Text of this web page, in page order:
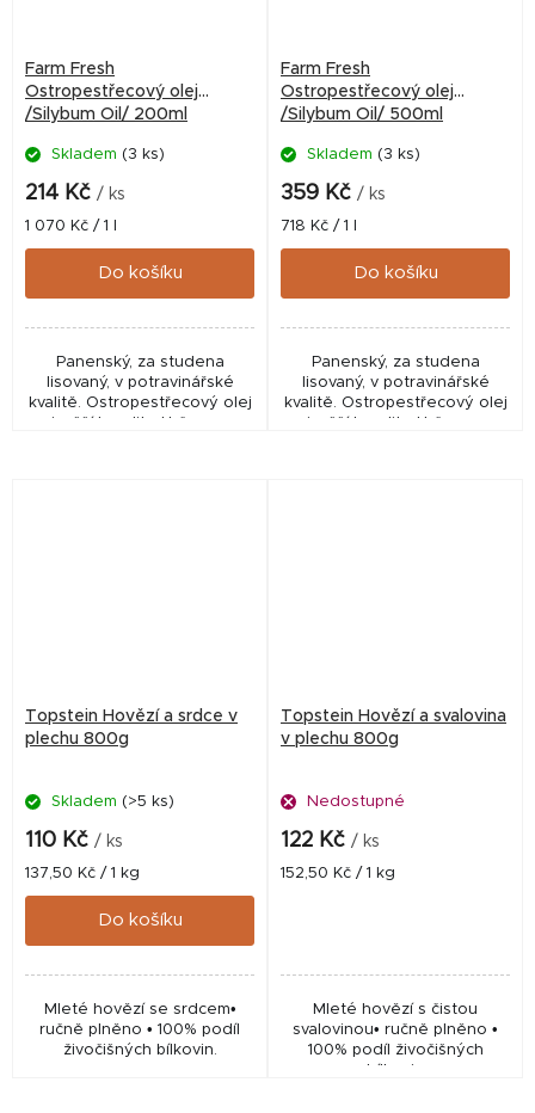
Farm Fresh
Ostropestřecový olej
/Silybum Oil/ 200ml
Skladem (3 ks)
214 Kč / ks
Měrná
cena:
1 070 Kč / 1 l
Do košíku
Panenský, za studena
lisovaný, v potravinářské
kvalitě. Ostropestřecový olej
Farm Fresh
Ostropestřecový olej
/Silybum Oil/ 500ml
Skladem (3 ks)
359 Kč / ks
Měrná
cena:
718 Kč / 1 l
Do košíku
Panenský, za studena
lisovaný, v potravinářské
kvalitě. Ostropestřecový olej
Topstein Hovězí a srdce v
plechu 800g
Skladem (>5 ks)
110 Kč / ks
Měrná
cena:
137,50 Kč / 1 kg
Do košíku
Mleté hovězí se srdcem•
ručně plněno • 100% podíl
živočišných bílkovin.
Topstein Hovězí a svalovina
v plechu 800g
Nedostupné
122 Kč / ks
Měrná
152,50 Kč / 1 kg
Mleté hovězí s čistou
svalovinou• ručně plněno •
100% podíl živočišných
bílkovin